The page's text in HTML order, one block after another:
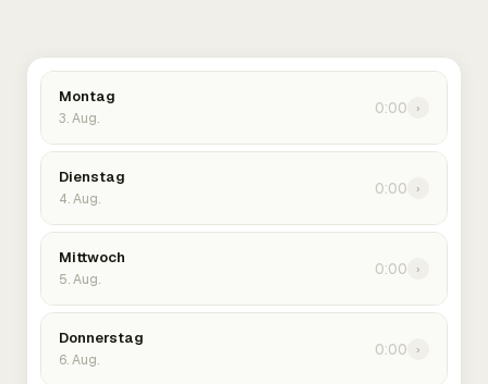
Montag
3. Aug.
0:00 ›
Dienstag
4. Aug.
0:00 ›
Mittwoch
5. Aug.
0:00 ›
Donnerstag
6. Aug.
0:00 ›